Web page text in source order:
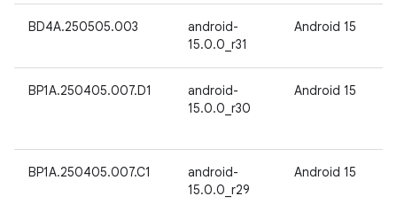
BD4A.250505.003
android-
15.0.0_r31
Android 15
BP1A.250405.007.D1
android-
15.0.0_r30
Android 15
BP1A.250405.007.C1
android-
15.0.0_r29
Android 15